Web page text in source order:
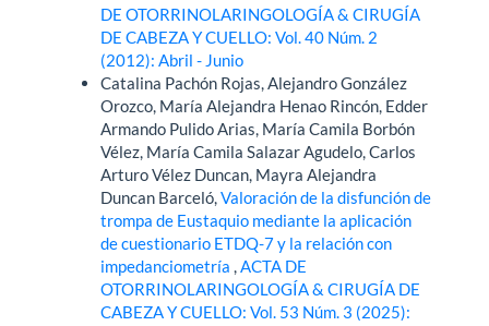
DE OTORRINOLARINGOLOGÍA & CIRUGÍA
DE CABEZA Y CUELLO: Vol. 40 Núm. 2
(2012): Abril - Junio
Catalina Pachón Rojas, Alejandro González
Orozco, María Alejandra Henao Rincón, Edder
Armando Pulido Arias, María Camila Borbón
Vélez, María Camila Salazar Agudelo, Carlos
Arturo Vélez Duncan, Mayra Alejandra
Duncan Barceló,Valoración de la disfunción de
trompa de Eustaquio mediante la aplicación
de cuestionario ETDQ-7 y la relación con
impedanciometría,ACTA DE
OTORRINOLARINGOLOGÍA & CIRUGÍA DE
CABEZA Y CUELLO: Vol. 53 Núm. 3 (2025):